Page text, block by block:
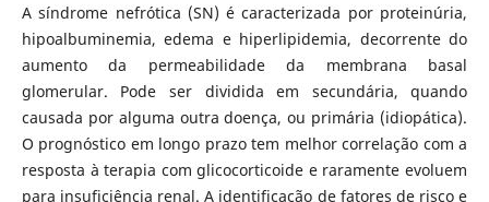
A síndrome nefrótica (SN) é caracterizada por proteinúria,
hipoalbuminemia, edema e hiperlipidemia, decorrente do
aumento da permeabilidade da membrana basal
glomerular. Pode ser dividida em secundária, quando
causada por alguma outra doença, ou primária (idiopática).
O prognóstico em longo prazo tem melhor correlação com a
resposta à terapia com glicocorticoide e raramente evoluem
para insuficiência renal. A identificação de fatores de risco e